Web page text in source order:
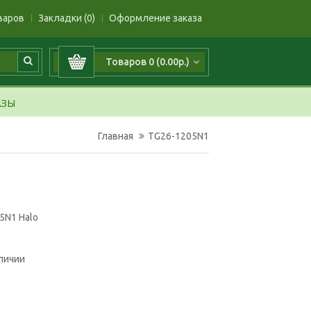
Закладки (0) Оформление заказа
Товаров 0 (0.00р.)
Главная TG26-1205N1
Halo